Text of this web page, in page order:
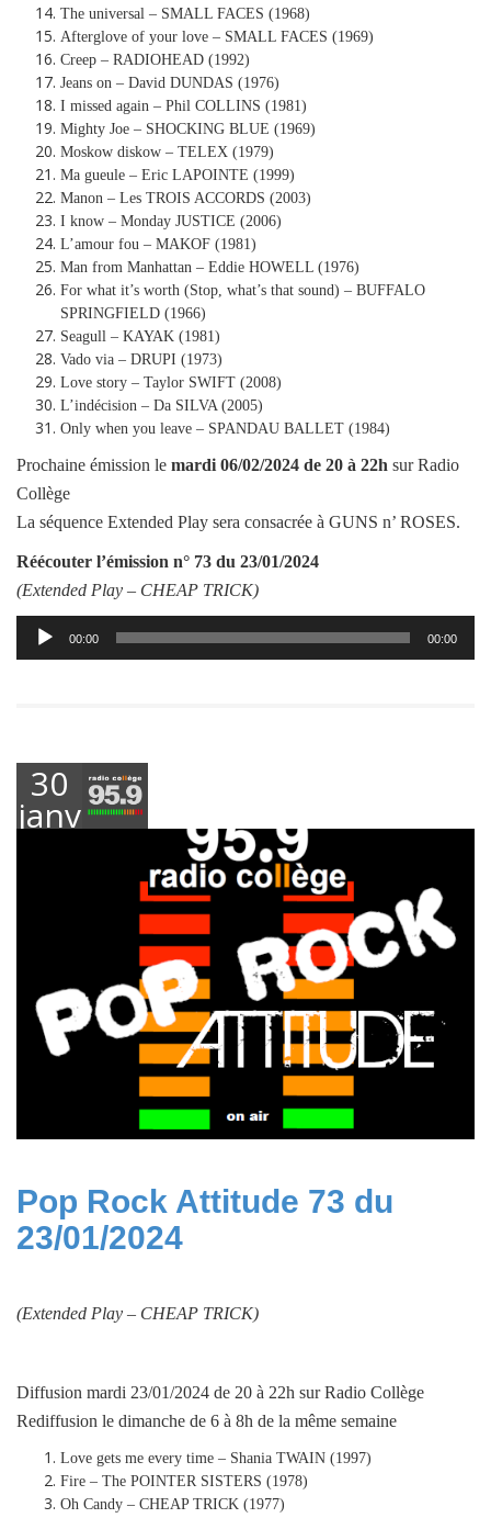
The universal – SMALL FACES (1968)
Afterglove of your love – SMALL FACES (1969)
Creep – RADIOHEAD (1992)
Jeans on – David DUNDAS (1976)
I missed again – Phil COLLINS (1981)
Mighty Joe – SHOCKING BLUE (1969)
Moskow diskow – TELEX (1979)
Ma gueule – Eric LAPOINTE (1999)
Manon – Les TROIS ACCORDS (2003)
I know – Monday JUSTICE (2006)
L’amour fou – MAKOF (1981)
Man from Manhattan – Eddie HOWELL (1976)
For what it’s worth (Stop, what’s that sound) – BUFFALO
SPRINGFIELD (1966)
Seagull – KAYAK (1981)
Vado via – DRUPI (1973)
Love story – Taylor SWIFT (2008)
L’indécision – Da SILVA (2005)
Only when you leave – SPANDAU BALLET (1984)
Prochaine émission le mardi 06/02/2024 de 20 à 22h sur Radio
Collège
La séquence Extended Play sera consacrée à GUNS n’ ROSES.
Réécouter l’émission n° 73 du 23/01/2024
(Extended Play – CHEAP TRICK)
Lecteur
audio
00:00 00:00
30
janvier
Pop Rock Attitude 73 du
23/01/2024
(Extended Play – CHEAP TRICK)
Diffusion mardi 23/01/2024 de 20 à 22h sur Radio Collège
Rediffusion le dimanche de 6 à 8h de la même semaine
Love gets me every time – Shania TWAIN (1997)
Fire – The POINTER SISTERS (1978)
Oh Candy – CHEAP TRICK (1977)